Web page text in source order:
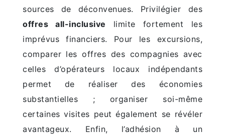
sources de déconvenues. Privilégier des
offres all-inclusive limite fortement les
imprévus financiers. Pour les excursions,
comparer les offres des compagnies avec
celles d’opérateurs locaux indépendants
permet de réaliser des économies
substantielles ; organiser soi-même
certaines visites peut également se révéler
avantageux. Enfin, l’adhésion à un